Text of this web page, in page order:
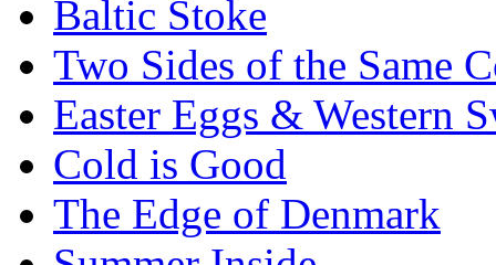
Baltic Stoke
Two Sides of the Same
Easter Eggs & Western
Cold is Good
The Edge of Denmark